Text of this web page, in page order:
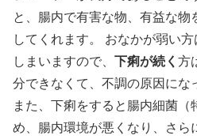
と、腸内で有害な物、有益な物
してくれます。 おなかが弱い
しまいますので、 下痢が続く 方
分できなくて、不調の原因にな
また、下痢をすると腸内細菌（
め、腸内環境が悪くなり、さら